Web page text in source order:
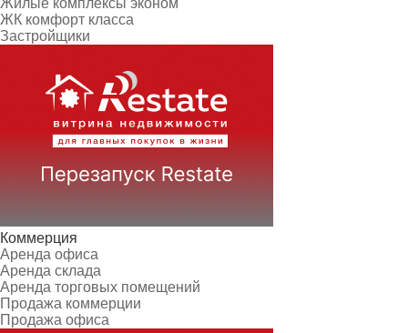
Жилые комплексы эконом
ЖК комфорт класса
Застройщики
Коммерция
Аренда офиса
Аренда склада
Аренда торговых помещений
Продажа коммерции
Продажа офиса